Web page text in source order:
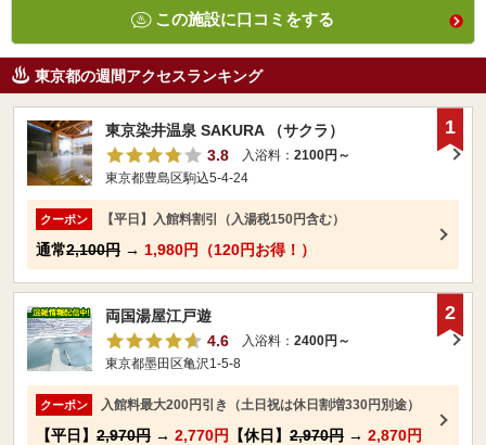
この施設に口コミをする
東京都の週間アクセスランキング
東京染井温泉 SAKURA （サクラ）
3.8
入浴料： 2100円～
東京都豊島区駒込5-4-24
クーポン 【平日】入館料割引（入湯税150円含む）
通常2,100円 → 1,980円（120円お得！）
1
両国湯屋江戸遊
4.6
入浴料： 2400円～
東京都墨田区亀沢1-5-8
クーポン 入館料最大200円引き（土日祝は休日割増330円別途）
【平日】 2,970円 → 2,770円 【休日】 2,970円 → 2,870円
2